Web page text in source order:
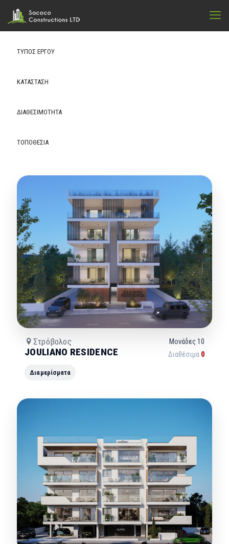
ΤΥΠΟΣ ΕΡΓΟΥ
ΚΑΤΑΣΤΑΣΗ
ΔΙΑΘΕΣΙΜΌΤΗΤΑ
ΤΟΠΟΘΕΣΙΑ
Στρόβολος
JOULIANO RESIDENCE
Μονάδες10
Διαθέσιμα 0
Διαμερίσματα